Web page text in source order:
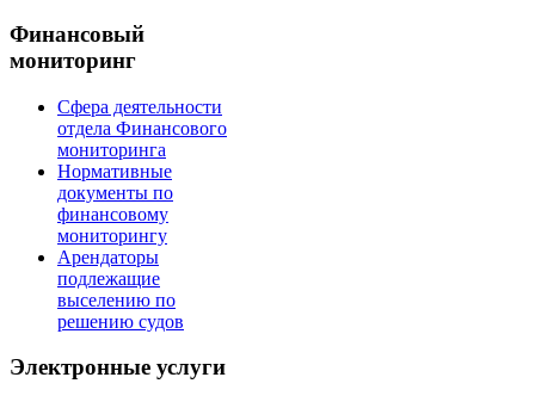
Финансовый
мониторинг
Сфера деятельности
отдела Финансового
мониторинга
Нормативные
документы по
финансовому
мониторингу
Арендаторы
подлежащие
выселению по
решению судов
Электронные услуги